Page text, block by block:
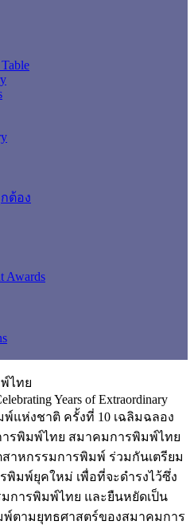
ต้อง
Awards
ไทย
Years of Extraordinary
พ์แห่งชาติ ครั้งที่ 10 เฉลิมฉลอง
ารพิมพ์ไทย สมาคมการพิมพ์ไทย
าหกรรมการพิมพ์ ร่วมกันเตรียม
พิมพ์ยุคใหม่ เพื่อที่จะดำรงไว้ซึ่ง
การพิมพ์ไทย และยืนหยัดเป็น
ตามยุทธศาสตร์ของสมาคมการ